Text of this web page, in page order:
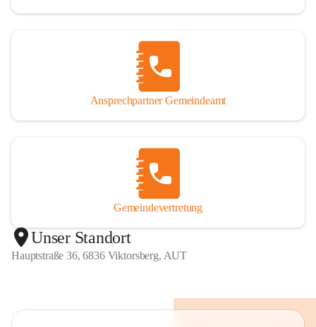
Ansprechpartner Gemeindeamt
Gemeindevertretung
Unser Standort
Hauptstraße 36, 6836 Viktorsberg, AUT